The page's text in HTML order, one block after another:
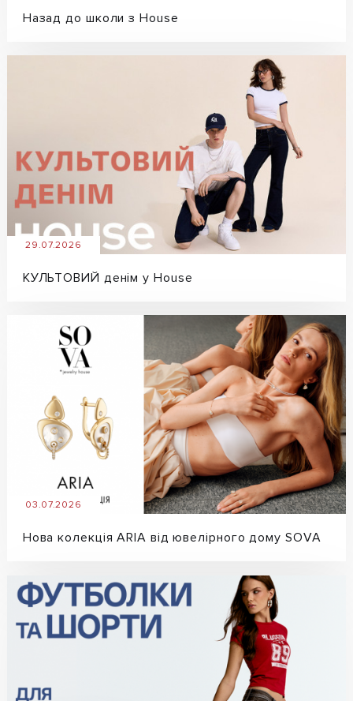
Назад до школи з House
29.07.2026
КУЛЬТОВИЙ денім у House
03.07.2026
Нова колекція ARIA від ювелірного дому SOVA